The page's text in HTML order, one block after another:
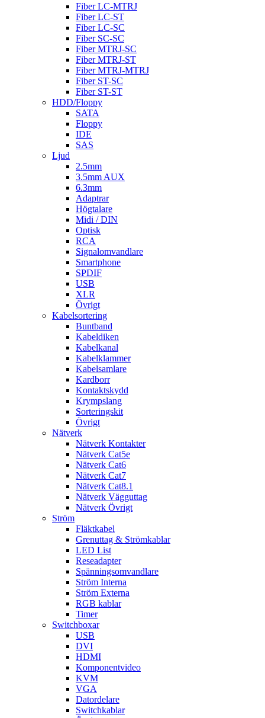
Fiber LC-MTRJ
Fiber LC-ST
Fiber LC-SC
Fiber SC-SC
Fiber MTRJ-SC
Fiber MTRJ-ST
Fiber MTRJ-MTRJ
Fiber ST-SC
Fiber ST-ST
HDD/Floppy
SATA
Floppy
IDE
SAS
Ljud
2.5mm
3.5mm AUX
6.3mm
Adaptrar
Högtalare
Midi / DIN
Optisk
RCA
Signalomvandlare
Smartphone
SPDIF
USB
XLR
Övrigt
Kabelsortering
Buntband
Kabeldiken
Kabelkanal
Kabelklammer
Kabelsamlare
Kardborr
Kontaktskydd
Krympslang
Sorteringskit
Övrigt
Nätverk
Nätverk Kontakter
Nätverk Cat5e
Nätverk Cat6
Nätverk Cat7
Nätverk Cat8.1
Nätverk Vägguttag
Nätverk Övrigt
Ström
Fläktkabel
Grenuttag & Strömkablar
LED List
Reseadapter
Spänningsomvandlare
Ström Interna
Ström Externa
RGB kablar
Timer
Switchboxar
USB
DVI
HDMI
Komponentvideo
KVM
VGA
Datordelare
Switchkablar